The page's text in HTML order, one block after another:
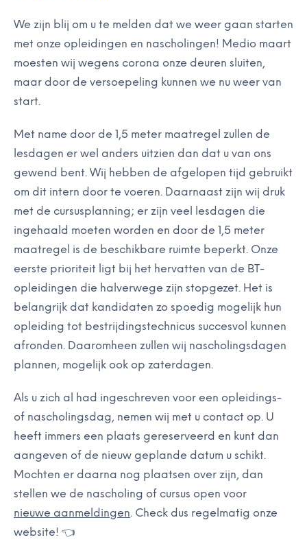
We zijn blij om u te melden dat we weer gaan starten
met onze opleidingen en nascholingen! Medio maart
moesten wij wegens corona onze deuren sluiten,
maar door de versoepeling kunnen we nu weer van
start.
Met name door de 1,5 meter maatregel zullen de
lesdagen er wel anders uitzien dan dat u van ons
gewend bent. Wij hebben de afgelopen tijd gebruikt
om dit intern door te voeren. Daarnaast zijn wij druk
met de cursusplanning; er zijn veel lesdagen die
ingehaald moeten worden en door de 1,5 meter
maatregel is de beschikbare ruimte beperkt. Onze
eerste prioriteit ligt bij het hervatten van de BT-
opleidingen die halverwege zijn stopgezet. Het is
belangrijk dat kandidaten zo spoedig mogelijk hun
opleiding tot bestrijdingstechnicus succesvol kunnen
afronden. Daaromheen zullen wij nascholingsdagen
plannen, mogelijk ook op zaterdagen.
Als u zich al had ingeschreven voor een opleidings-
of nascholingsdag, nemen wij met u contact op. U
heeft immers een plaats gereserveerd en kunt dan
aangeven of de nieuw geplande datum u schikt.
Mochten er daarna nog plaatsen over zijn, dan
stellen we de nascholing of cursus open voor
nieuwe aanmeldingen. Check dus regelmatig onze
website! 👈